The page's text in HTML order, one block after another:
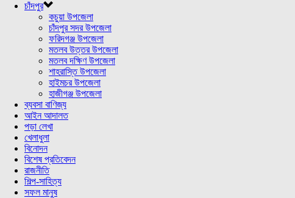
চাঁদপুর
কচুয়া উপজেলা
চাঁদপুর সদর উপজেলা
ফরিদগঞ্জ উপজেলা
মতলব উত্তর উপজেলা
মতলব দক্ষিণ উপজেলা
শাহরাস্তি উপজেলা
হাইমচর উপজেলা
হাজীগঞ্জ উপজেলা
ব্যবসা বাণিজ্য
আইন আদালত
পড়া লেখা
খেলাধুলা
বিনোদন
বিশেষ প্রতিবেদন
রাজনীতি
শিল্প-সাহিত্য
সফল মানুষ